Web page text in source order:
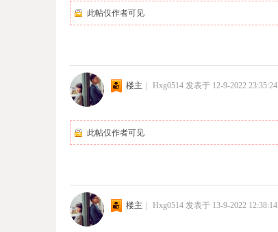
此帖仅作者可见
楼主 | Hxg0514 发表于 12-9-2022 23:35:24
此帖仅作者可见
楼主 | Hxg0514 发表于 13-9-2022 12:38:14